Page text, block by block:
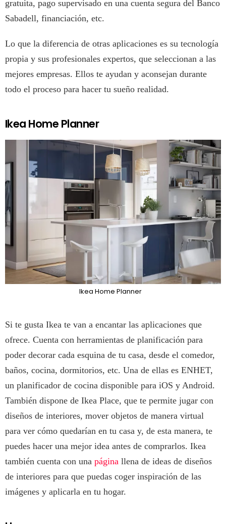
gratuita, pago supervisado en una cuenta segura del Banco
Sabadell, financiación, etc.
Lo que la diferencia de otras aplicaciones es su tecnología
propia y sus profesionales expertos, que seleccionan a las
mejores empresas. Ellos te ayudan y aconsejan durante
todo el proceso para hacer tu sueño realidad.
Ikea Home Planner
Ikea Home Planner
Si te gusta Ikea te van a encantar las aplicaciones que
ofrece. Cuenta con herramientas de planificación para
poder decorar cada esquina de tu casa, desde el comedor,
baños, cocina, dormitorios, etc. Una de ellas es ENHET,
un planificador de cocina disponible para iOS y Android.
También dispone de Ikea Place, que te permite jugar con
diseños de interiores, mover objetos de manera virtual
para ver cómo quedarían en tu casa y, de esta manera, te
puedes hacer una mejor idea antes de comprarlos. Ikea
también cuenta con una página llena de ideas de diseños
de interiores para que puedas coger inspiración de las
imágenes y aplicarla en tu hogar.